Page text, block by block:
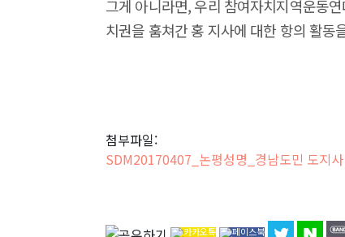
그게 아니라면, 우리 참여자치지역운동
치권을 훔쳐간 홍 지사에 대한 항의 활동
첨부파일:
SDM20170407_논평성명_경남도민 도지